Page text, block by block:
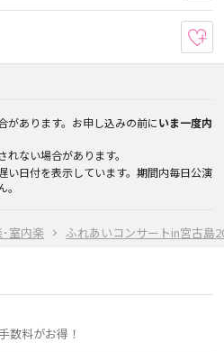
室内楽 ふれあいコンサートin宮古島
があります。お申し込みの前にいま一度内
ない場合があります。
い日付を表示しています。期間内毎日公演
数料がお得！